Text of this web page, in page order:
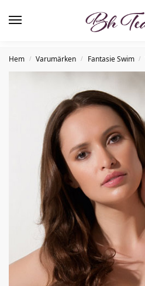
Hem / Varumärken / Fantasie Swim /